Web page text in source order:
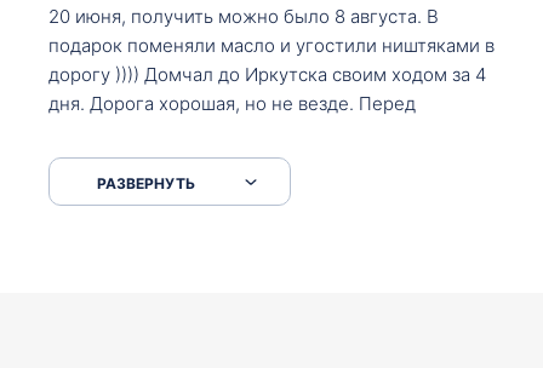
20 июня, получить можно было 8 августа. В
подарок поменяли масло и угостили ништяками в
дорогу )))) Домчал до Иркутска своим ходом за 4
дня. Дорога хорошая, но не везде. Перед
серпантинах по пути следования.
РАЗВЕРНУТЬ